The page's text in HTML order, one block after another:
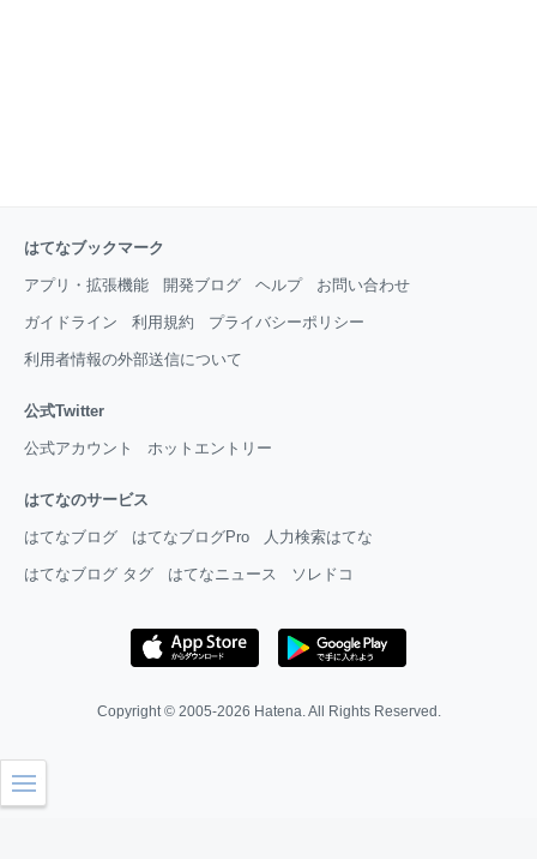
はてなブックマーク
アプリ・拡張機能 開発ブログ ヘルプ お問い合わせ
ガイドライン 利用規約 プライバシーポリシー
利用者情報の外部送信について
公式Twitter
公式アカウント ホットエントリー
はてなのサービス
はてなブログ はてなブログPro 人力検索はてな
はてなブログ タグ はてなニュース ソレドコ
Copyright © 2005-2026 Hatena. All Rights Reserved.